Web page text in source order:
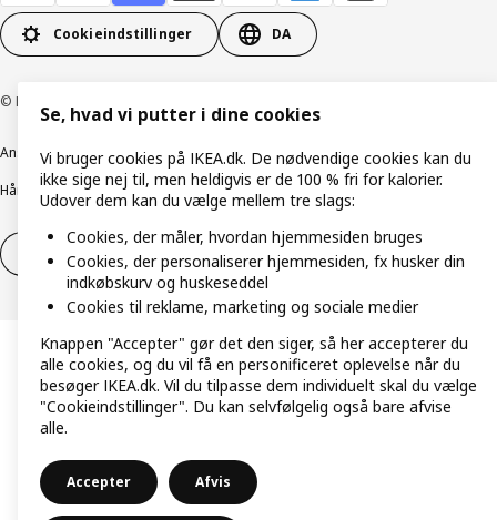
Cookieindstillinger DA
© Inter IKEA Systems B.V. 1999-2026
Ansvarlig rapporteringCookiepolitikDigital tilgængelighed
Håndtering af persondataSalgs- og leveringsbetingelser
Fortryd dit køb Fortryd dit køb af service
Se, hvad vi putter i dine cookies
Vi bruger cookies på IKEA.dk. De nødvendige cookies kan du
ikke sige nej til, men heldigvis er de 100 % fri for kalorier.
Udover dem kan du vælge mellem tre slags:
Cookies, der måler, hvordan hjemmesiden bruges
Cookies, der personaliserer hjemmesiden, fx husker din
indkøbskurv og huskeseddel
Cookies til reklame, marketing og sociale medier
Knappen "Accepter" gør det den siger, så her accepterer du
alle cookies, og du vil få en personificeret oplevelse når du
besøger IKEA.dk. Vil du tilpasse dem individuelt skal du vælge
"Cookieindstillinger". Du kan selvfølgelig også bare afvise
alle.
Accepter Afvis